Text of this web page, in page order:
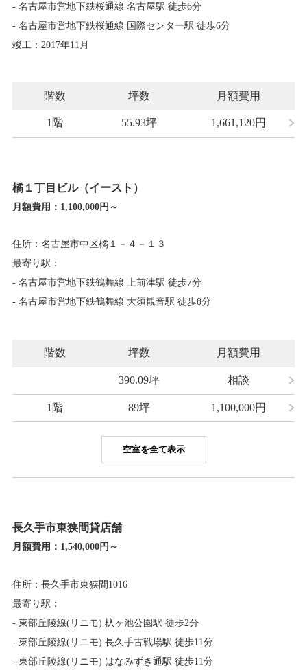
- 名古屋市営地下鉄桜通線 名古屋駅 徒歩6分
- 名古屋市営地下鉄桜通線 国際センター駅 徒歩6分
竣工：2017年11月
階数 坪数 月額費用
1階 55.93坪 1,661,120円
橘１丁目ビル（イースト）
月額費用： 1,100,000円～
住所：名古屋市中区橘１－４－１３
最寄り駅：
- 名古屋市営地下鉄鶴舞線 上前津駅 徒歩7分
- 名古屋市営地下鉄鶴舞線 大須観音駅 徒歩8分
階数 坪数 月額費用
390.09坪 相談
1階 89坪 1,100,000円
空室を全て表示
長久手市東狭間貸店舗
月額費用： 1,540,000円～
住所：長久手市東狭間1016
最寄り駅：
- 東部丘陵線(リニモ) 杁ヶ池公園駅 徒歩2分
- 東部丘陵線(リニモ) 長久手古戦場駅 徒歩11分
- 東部丘陵線(リニモ) はなみずき通駅 徒歩11分